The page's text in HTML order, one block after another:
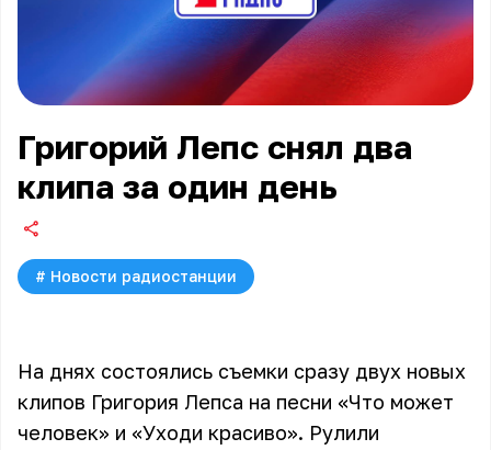
Григорий Лепс снял два
клипа за один день
# Новости радиостанции
На днях состоялись съемки сразу двух новых
клипов Григория Лепса на песни «Что может
человек» и «Уходи красиво». Рулили